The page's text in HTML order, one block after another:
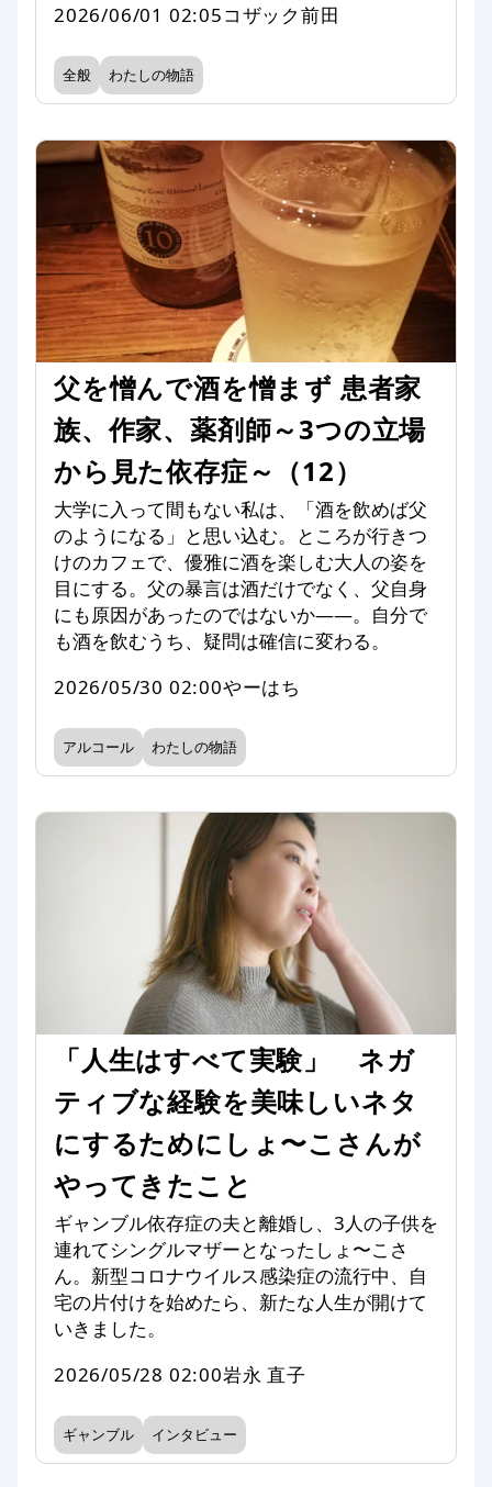
2026/06/01 02:05コザック前田
全般 わたしの物語
父を憎んで酒を憎まず 患者家
族、作家、薬剤師～3つの立場
から見た依存症～（12）
大学に入って間もない私は、「酒を飲めば父
のようになる」と思い込む。ところが行きつ
けのカフェで、優雅に酒を楽しむ大人の姿を
目にする。父の暴言は酒だけでなく、父自身
にも原因があったのではないか――。自分で
も酒を飲むうち、疑問は確信に変わる。
2026/05/30 02:00やーはち
アルコール わたしの物語
「人生はすべて実験」 ネガ
ティブな経験を美味しいネタ
にするためにしょ〜こさんが
やってきたこと
ギャンブル依存症の夫と離婚し、3人の子供を
連れてシングルマザーとなったしょ〜こさ
ん。新型コロナウイルス感染症の流行中、自
宅の片付けを始めたら、新たな人生が開けて
いきました。
2026/05/28 02:00岩永 直子
ギャンブル インタビュー